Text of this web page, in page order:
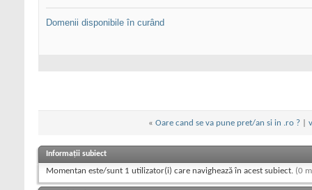
Domenii disponibile în curând
« Oare cand se va pune pret/an si in .ro ?
Informații subiect
Momentan este/sunt 1 utilizator(i) care navighează în acest subiect. (0